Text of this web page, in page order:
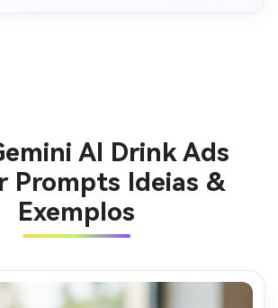
AI Drink Ads
Prompts Ideias &
Exemplos